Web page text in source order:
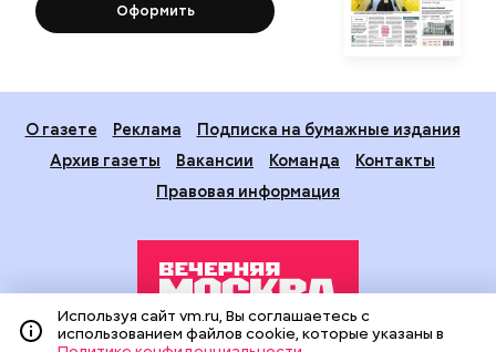
Оформить
О газете Реклама
Подписка на бумажные издания
Архив газеты
Вакансии Команда
Контакты
Правовая информация
Используя сайт vm.ru, Вы соглашаетесь с
использованием файлов cookie, которые указаны в